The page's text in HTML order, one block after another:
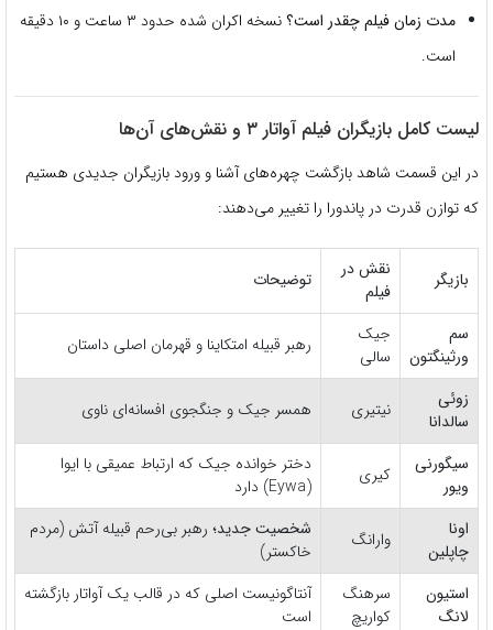
مدت زمان فیلم چقدر است؟
نسخه اکران شده حدود ۳ ساعت و ۱۰ دقیقه
است.
لیست کامل بازیگران فیلم آواتار ۳ و نقش‌های آن‌ها
در این قسمت شاهد بازگشت چهره‌های آشنا و ورود بازیگران جدیدی هستیم
که توازن قدرت در پاندورا را تغییر می‌دهند:
بازیگر
نقش در
فیلم
توضیحات
سم
ورثینگتون
جیک
سالی
رهبر قبیله امتکاینا و قهرمان اصلی داستان
زوئی
سالدانا
نیتیری همسر جیک و جنگجوی افسانه‌ای ناوی
سیگورنی
ویور
کیری
دختر خوانده جیک که ارتباط عمیقی با ایوا
(Eywa) دارد
اونا
چاپلین
وارانگ شخصیت جدید؛ رهبر بی‌رحم قبیله آتش (مردم
خاکستر)
استیون
لانگ
سرهنگ
کواریچ
آنتاگونیست اصلی که در قالب یک آواتار بازگشته
است